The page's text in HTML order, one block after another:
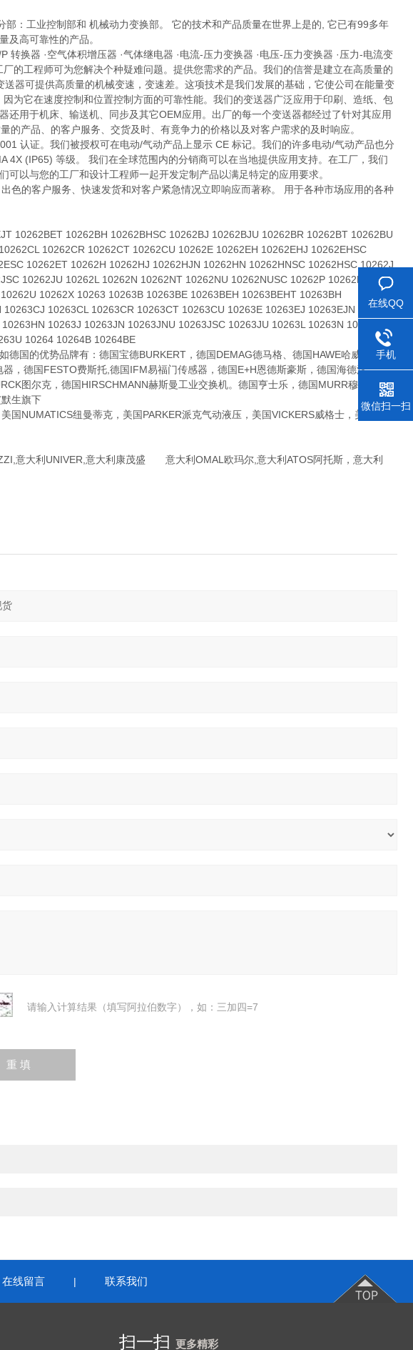
工业控制部和 机械动力变换部。 它的技术和产品质量在世界上是的, 它已有99多年
及高可靠性的产品。
转换器 ·空气体积增压器 ·气体继电器 ·电流-压力变换器 ·电压-压力变换器 ·压力-电流变
的工程师可为您解决个种疑难问题。提供您需求的产品。我们的信誉是建立在高质量的
器可提供高质量的机械变速，变速差。这项技术是我们发展的基础，它使公司在能量变
为它在速度控制和位置控制方面的可靠性能。我们的变送器广泛应用于印刷、造纸、包
还用于机床、输送机、同步及其它OEM应用。出厂的每一个变送器都经过了针对其应用
产品、的客户服务、交货及时、有竟争力的价格以及对客户需求的及时响应。
认证。我们被授权可在电动/气动产品上显示 CE 标记。我们的许多电动/气动产品也分
4X (IP65) 等级。 我们在全球范围内的分销商可以在当地提供应用支持。在工厂，我们
以与您的工厂和设计工程师一起开发定制产品以满足特定的应用要求。
的客户服务、快速发货和对客户紧急情况立即响应而著称。 用于各种市场应用的各种
10262BET 10262BH 10262BHSC 10262BJ 10262BJU 10262BR 10262BT 10262BU
10262CR 10262CT 10262CU 10262E 10262EH 10262EHJ 10262EHSC
10262ET 10262H 10262HJ 10262HJN 10262HN 10262HNSC 10262HSC 10262J
10262JU 10262L 10262N 10262NT 10262NU 10262NUSC 10262P 10262R
10262X 10263 10263B 10263BE 10263BEH 10263BEHT 10263BH
10263CL 10263CR 10263CT 10263CU 10263E 10263EJ 10263EJN
10263J 10263JN 10263JNU 10263JSC 10263JU 10263L 10263N 10263NP
10264 10264B 10264BE
国的优势品牌有：德国宝德BURKERT，德国DEMAG德马格、德国HAWE哈威，德国
，德国FESTO费斯托,德国IFM易福门传感器，德国E+H恩德斯豪斯，德国海德汉
图尔克，德国HIRSCHMANN赫斯曼工业交换机。德国亨士乐，德国MURR穆尔，德
生旗下
NUMATICS纽曼蒂克，美国PARKER派克气动液压，美国VICKERS威格士，美国
意大利UNIVER,意大利康茂盛 意大利OMAL欧玛尔,意大利ATOS阿托斯，意大利
请输入计算结果（填写阿拉伯数字），如：三加四=7
在线留言 | 联系我们
扫一扫 更多精彩
在线QQ
手机
微信扫一扫